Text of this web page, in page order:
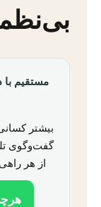
بیشتر
گفت‌وگوی
از هر